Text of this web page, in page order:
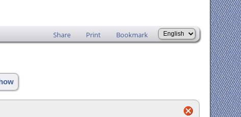
Share Print Bookmark